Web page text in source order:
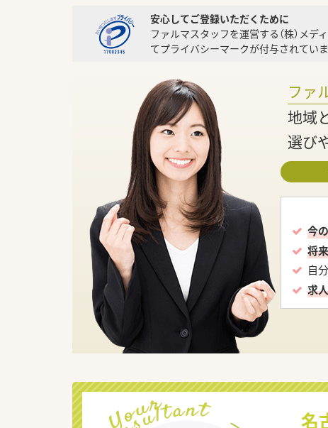
安心してご登録いただくために
ファルマスタッフを運営する（株）メ
てプライバシーマークが付与されていま
ファ
地域
選び
今
将
自
求
名